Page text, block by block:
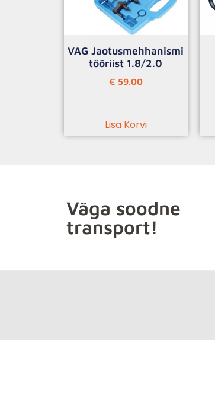
VAG Jaotusmehhanismi
tööriist 1.8/2.0
€ 59.00
Lisa Korvi
Väga soodne
transport!